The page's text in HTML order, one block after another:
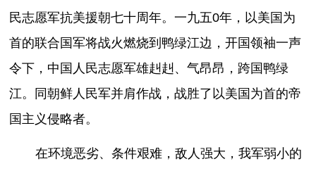
民志愿军抗美援朝七十周年。一九五0年，以美国为
首的联合国军将战火燃烧到鸭绿江边，开国领袖一声
令下，中国人民志愿军雄赳赳、气昂昂，跨国鸭绿
江。同朝鲜人民军并肩作战，战胜了以美国为首的帝
国主义侵略者。
在环境恶劣、条件艰难，敌人强大，我军弱小的